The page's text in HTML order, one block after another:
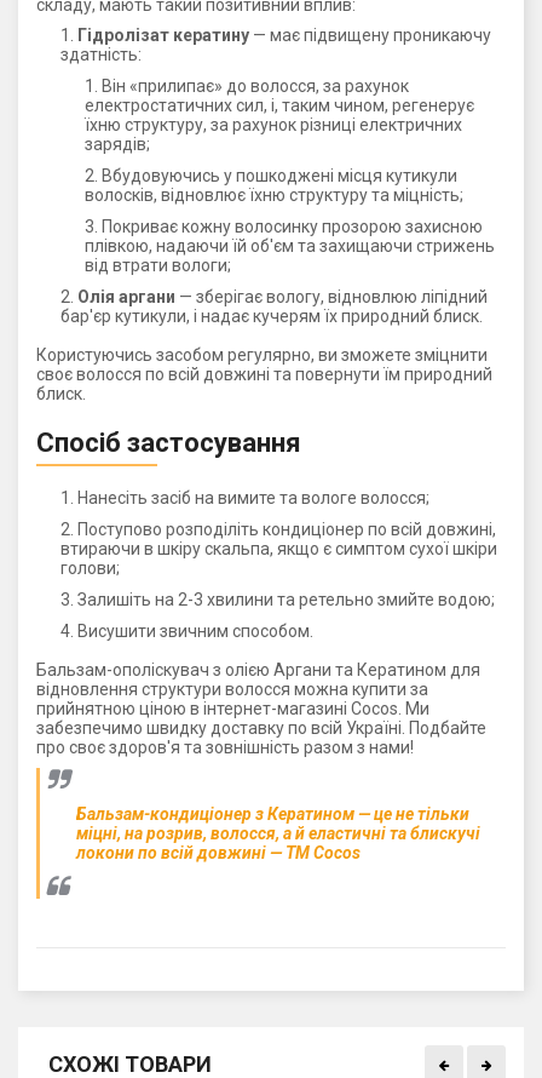
складу, мають такий позитивний вплив:
Гідролізат кератину — має підвищену проникаючу
здатність:
Він «прилипає» до волосся, за рахунок
електростатичних сил, і, таким чином, регенерує
їхню структуру, за рахунок різниці електричних
зарядів;
Вбудовуючись у пошкоджені місця кутикули
волосків, відновлює їхню структуру та міцність;
Покриває кожну волосинку прозорою захисною
плівкою, надаючи їй об'єм та захищаючи стрижень
від втрати вологи;
Олія аргани — зберігає вологу, відновлюю ліпідний
бар'єр кутикули, і надає кучерям їх природний блиск.
Користуючись засобом регулярно, ви зможете зміцнити
своє волосся по всій довжині та повернути їм природний
блиск.
Спосіб застосування
Нанесіть засіб на вимите та вологе волосся;
Поступово розподіліть кондиціонер по всій довжині,
втираючи в шкіру скальпа, якщо є симптом сухої шкіри
голови;
Залишіть на 2-3 хвилини та ретельно змийте водою;
Висушити звичним способом.
Бальзам-ополіскувач з олією Аргани та Кератином для
відновлення структури волосся можна купити за
прийнятною ціною в інтернет-магазині Cocos. Ми
забезпечимо швидку доставку по всій Україні. Подбайте
про своє здоров'я та зовнішність разом з нами!
Бальзам-кондиціонер з Кератином — це не тільки
міцні, на розрив, волосся, а й еластичні та блискучі
локони по всій довжині — ТМ Cocos
СХОЖІ ТОВАРИ